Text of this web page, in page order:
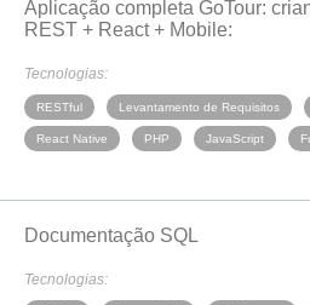
Aplicação completa GoTour:
REST + React + Mobile:
Tecnologias:
RESTful Levantamento de Requisitos
React Native PHP JavaScript
Documentação SQL
Tecnologias: